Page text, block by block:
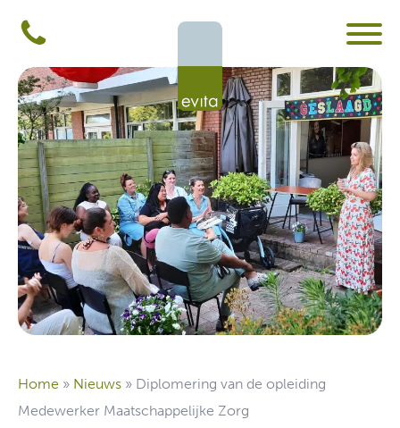
Home » Nieuws » Diplomering van de opleiding
Medewerker Maatschappelijke Zorg